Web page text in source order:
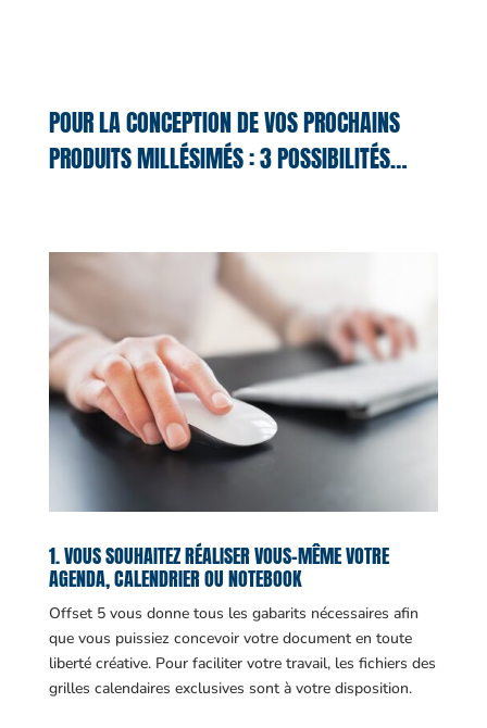
POUR LA CONCEPTION DE VOS PROCHAINS
PRODUITS MILLÉSIMÉS : 3 POSSIBILITÉS…
1. VOUS SOUHAITEZ RÉALISER VOUS-MÊME VOTRE
AGENDA, CALENDRIER OU NOTEBOOK
Offset 5 vous donne tous les gabarits nécessaires afin
que vous puissiez concevoir votre document en toute
liberté créative. Pour faciliter votre travail, les fichiers des
grilles calendaires exclusives sont à votre disposition.